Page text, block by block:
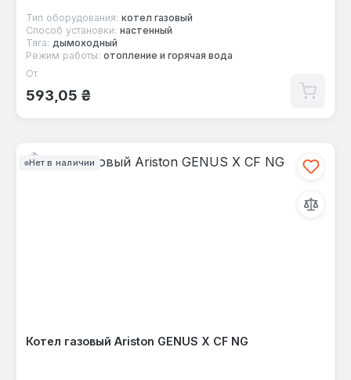
Тип оборудования: котел газовый
Способ установки: настенный
Тяга: дымоходный
Режим работы: отопление и горячая вода
Обычная цена:
От
593,05 ₴
Нет в наличии
Котел газовый Ariston GENUS X CF NG